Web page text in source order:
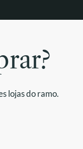
lojas do ramo.